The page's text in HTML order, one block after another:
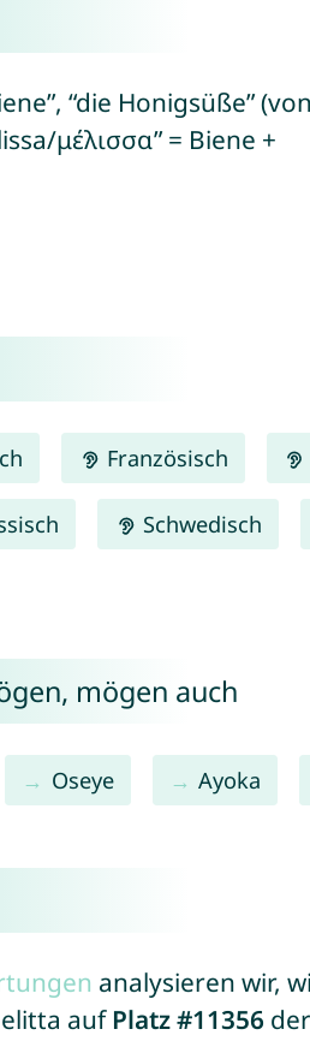
“die Honigsüße” (von
μέλισσα” = Biene +
Französisch
Schwedisch
mögen auch
Oseye Ayoka
analysieren wir,
auf Platz #11356 der